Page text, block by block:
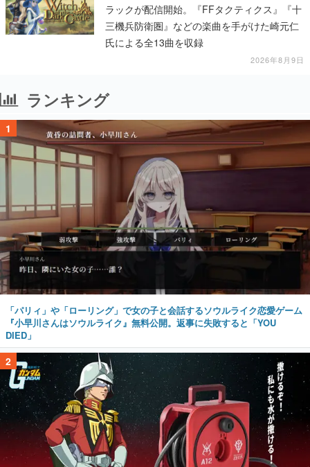
ラックが配信開始。『FFタクティクス』『十
三機兵防衛圏』などの楽曲を手がけた崎元仁
氏による全13曲を収録
2026年8月9日
ランキング
1
「パリィ」や「ローリング」で女の子と会話するソウルライク恋愛ゲーム
『小早川さんはソウルライク』無料公開。返事に失敗すると「YOU
DIED」
2